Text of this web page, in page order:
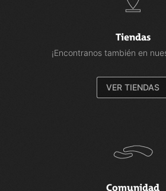
Tiendas
¡Encontranos también en
VER TIENDAS
Comunidad